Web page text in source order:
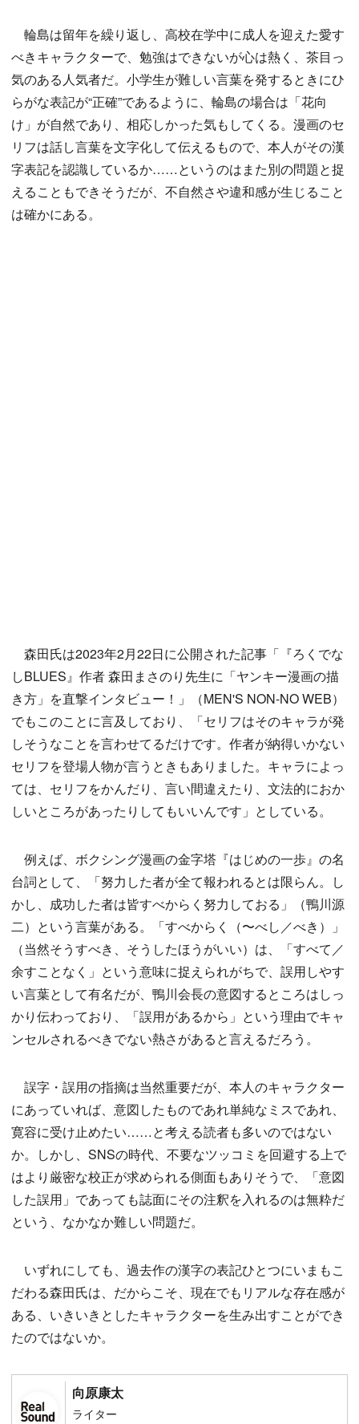
輪島は留年を繰り返し、高校在学中に成人を迎えた愛す
べきキャラクターで、勉強はできないが心は熱く、茶目っ
気のある人気者だ。小学生が難しい言葉を発するときにひ
らがな表記が“正確”であるように、輪島の場合は「花向
け」が自然であり、相応しかった気もしてくる。漫画のセ
リフは話し言葉を文字化して伝えるもので、本人がその漢
字表記を認識しているか……というのはまた別の問題と捉
えることもできそうだが、不自然さや違和感が生じること
は確かにある。
森田氏は2023年2月22日に公開された記事「『ろくでな
しBLUES』作者 森田まさのり先生に「ヤンキー漫画の描
き方」を直撃インタビュー！」（MEN'S NON-NO WEB）
でもこのことに言及しており、「セリフはそのキャラが発
しそうなことを言わせてるだけです。作者が納得いかない
セリフを登場人物が言うときもありました。キャラによっ
ては、セリフをかんだり、言い間違えたり、文法的におか
しいところがあったりしてもいいんです」としている。
例えば、ボクシング漫画の金字塔『はじめの一歩』の名
台詞として、「努力した者が全て報われるとは限らん。し
かし、成功した者は皆すべからく努力しておる」（鴨川源
二）という言葉がある。「すべからく（〜べし／べき）」
（当然そうすべき、そうしたほうがいい）は、「すべて／
余すことなく」という意味に捉えられがちで、誤用しやす
い言葉として有名だが、鴨川会長の意図するところはしっ
かり伝わっており、「誤用があるから」という理由でキャ
ンセルされるべきでない熱さがあると言えるだろう。
誤字・誤用の指摘は当然重要だが、本人のキャラクター
にあっていれば、意図したものであれ単純なミスであれ、
寛容に受け止めたい……と考える読者も多いのではない
か。しかし、SNSの時代、不要なツッコミを回避する上で
はより厳密な校正が求められる側面もありそうで、「意図
した誤用」であっても誌面にその注釈を入れるのは無粋だ
という、なかなか難しい問題だ。
いずれにしても、過去作の漢字の表記ひとつにいまもこ
だわる森田氏は、だからこそ、現在でもリアルな存在感が
ある、いきいきとしたキャラクターを生み出すことができ
たのではないか。
向原康太
ライター